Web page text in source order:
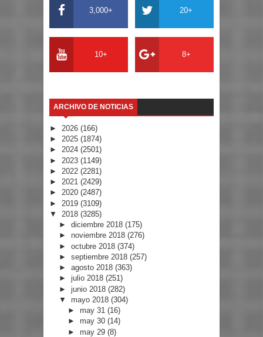
3,000+ 20+
10+ 8+
ARCHIVO DE NOTICIAS
► 2026 (166)
► 2025 (1874)
► 2024 (2501)
► 2023 (1149)
► 2022 (2281)
► 2021 (2429)
► 2020 (2487)
► 2019 (3109)
▼ 2018 (3285)
► diciembre 2018 (175)
► noviembre 2018 (276)
► octubre 2018 (374)
► septiembre 2018 (257)
► agosto 2018 (363)
► julio 2018 (251)
► junio 2018 (282)
▼ mayo 2018 (304)
► may 31(16)
► may 30(14)
► may 29(8)